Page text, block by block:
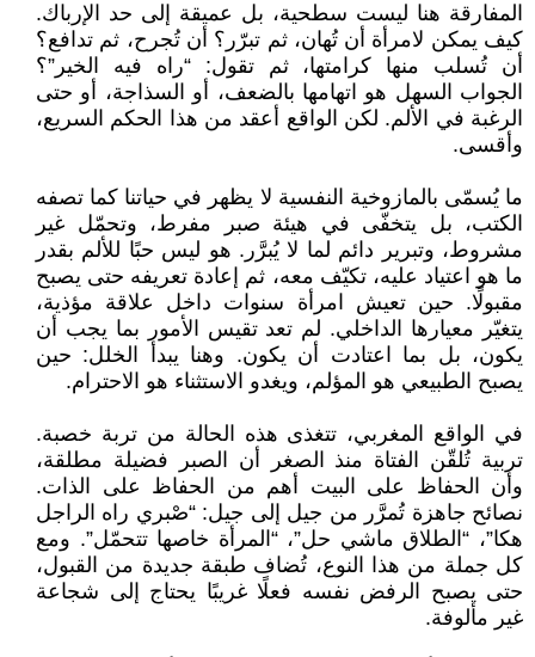
المفارقة هنا ليست سطحية، بل عميقة إلى حد الإرباك.
كيف يمكن لامرأة أن تُهان، ثم تبرّر؟ أن تُجرح، ثم تدافع؟
أن تُسلب منها كرامتها، ثم تقول: “راه فيه الخير”؟
الجواب السهل هو اتهامها بالضعف، أو السذاجة، أو حتى
الرغبة في الألم. لكن الواقع أعقد من هذا الحكم السريع،
وأقسى.
ما يُسمّى بالمازوخية النفسية لا يظهر في حياتنا كما تصفه
الكتب، بل يتخفّى في هيئة صبر مفرط، وتحمّل غير
مشروط، وتبرير دائم لما لا يُبرَّر. هو ليس حبًا للألم بقدر
ما هو اعتياد عليه، تكيّف معه، ثم إعادة تعريفه حتى يصبح
مقبولًا. حين تعيش امرأة سنوات داخل علاقة مؤذية،
يتغيّر معيارها الداخلي. لم تعد تقيس الأمور بما يجب أن
يكون، بل بما اعتادت أن يكون. وهنا يبدأ الخلل: حين
يصبح الطبيعي هو المؤلم، ويغدو الاستثناء هو الاحترام.
في الواقع المغربي، تتغذى هذه الحالة من تربة خصبة.
تربية تُلقّن الفتاة منذ الصغر أن الصبر فضيلة مطلقة،
وأن الحفاظ على البيت أهم من الحفاظ على الذات.
نصائح جاهزة تُمرَّر من جيل إلى جيل: “صْبري راه الراجل
هكا”، “الطلاق ماشي حل”، “المرأة خاصها تتحمّل”. ومع
كل جملة من هذا النوع، تُضاف طبقة جديدة من القبول،
حتى يصبح الرفض نفسه فعلًا غريبًا يحتاج إلى شجاعة
غير مألوفة.